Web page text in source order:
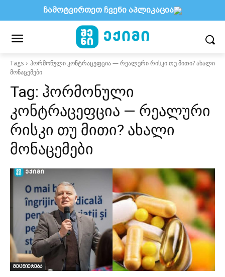
Tags
ჰორმონული კონტრაცეფცია — რეალური რისკი თუ მითი? ახალი
მონაცემები
Tag: ჰორმონული
კონტრაცეფცია — რეალური
რისკი თუ მითი? ახალი
მონაცემები
მეცნიერება
ჩამოტვირთეთ ჩვენი აპლიკაცია